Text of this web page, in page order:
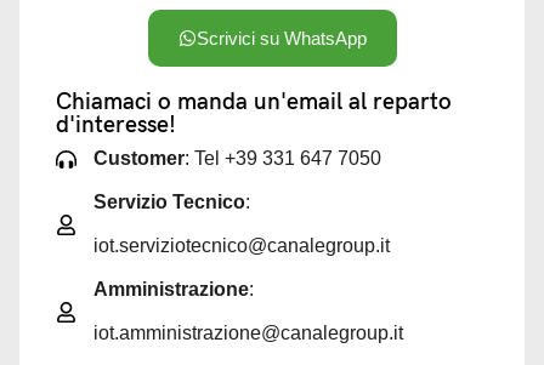
Scrivici su WhatsApp
Chiamaci o manda un'email al reparto
d'interesse!
Customer: Tel +39 331 647 7050
Servizio Tecnico:
iot.serviziotecnico@canalegroup.it
Amministrazione:
iot.amministrazione@canalegroup.it